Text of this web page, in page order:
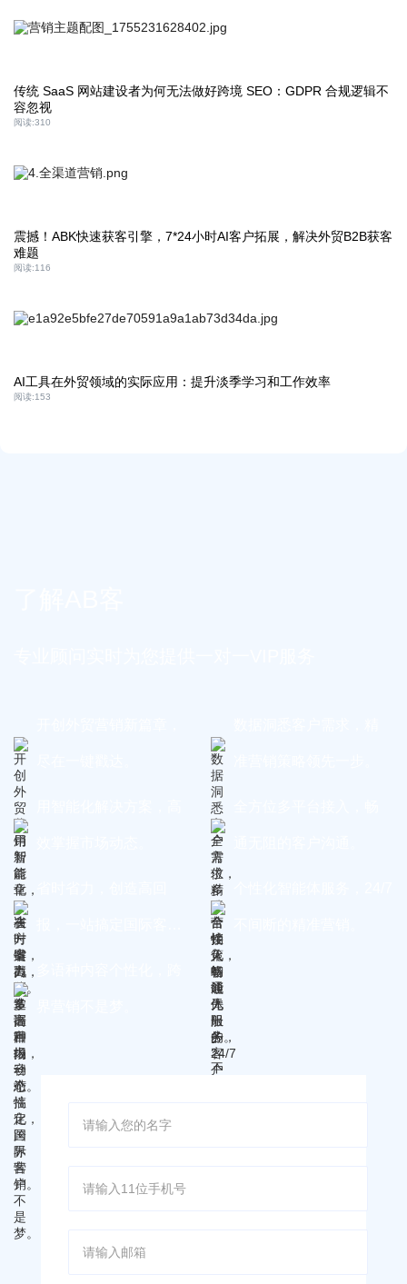
传统 SaaS 网站建设者为何无法做好跨境 SEO：GDPR 合规逻辑不
容忽视
阅读:310
震撼！ABK快速获客引擎，7*24小时AI客户拓展，解决外贸B2B获客
难题
阅读:116
AI工具在外贸领域的实际应用：提升淡季学习和工作效率
阅读:153